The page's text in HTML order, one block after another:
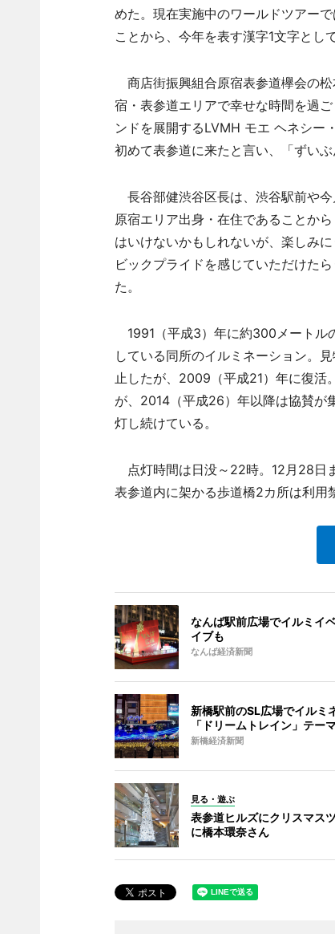
めた。現在実施中のワールドツアー
ことから、今年を表す漢字1文字とし
商店街振興組合原宿表参道欅会の
宿・表参道エリアで幸せな時間を過
ンドを展開するLVMH モエ ヘネシー
初めて表参道に来たと言い、「ずい
長谷部健渋谷区長は、渋谷駅前や今
原宿エリア出身・在住であることか
はいけないかもしれないが、楽しみ
ビックプライドを感じていただけた
た。
1991（平成3）年に約300メートル
している同所のイルミネーション。
止したが、2009（平成21）年に復活
が、2014（平成26）年以降は協賛が
灯し続けている。
点灯時間は日没～22時。12月28日
表参道内に架かる歩道橋2カ所は利用
なんば駅前広場でイルミイ
イブも
なんば経済新聞
新橋駅前のSL広場でイルミ
「ドリームトレイン」テー
新橋経済新聞
見る・遊ぶ
表参道ヒルズにクリスマス
に橋本環奈さん